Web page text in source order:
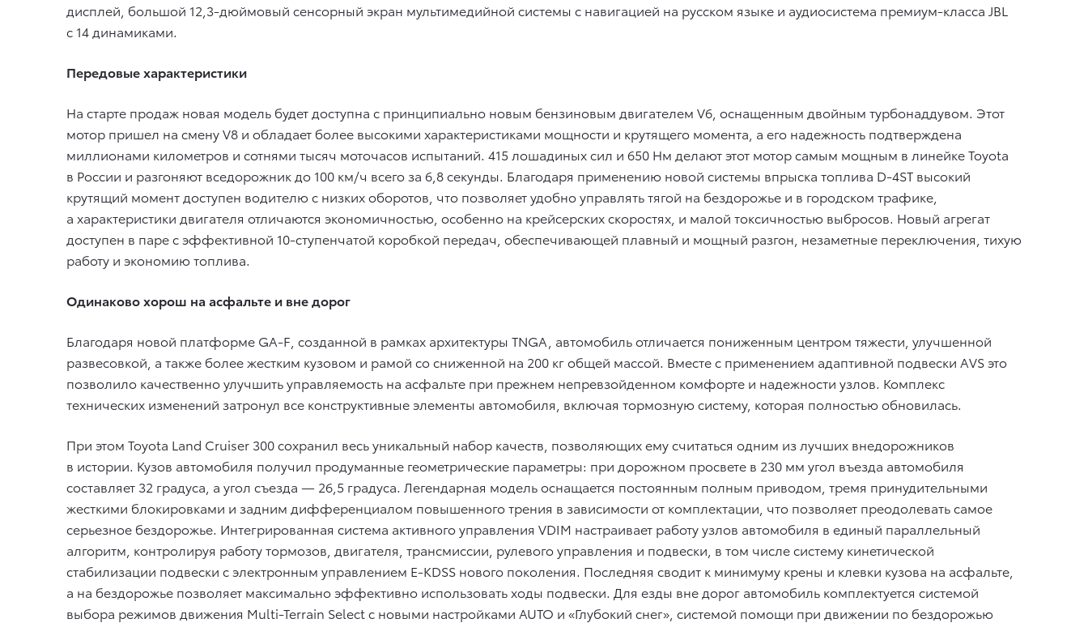
дисплей, большой 12,3-дюймовый сенсорный экран мультимедийной системы с навигацией на русском языке и аудиосистема премиум-класса JBL
с 14 динамиками.
Передовые характеристики
На старте продаж новая модель будет доступна с принципиально новым бензиновым двигателем V6, оснащенным двойным турбонаддувом. Этот
мотор пришел на смену V8 и обладает более высокими характеристиками мощности и крутящего момента, а его надежность подтверждена
миллионами километров и сотнями тысяч моточасов испытаний. 415 лошадиных сил и 650 Нм делают этот мотор самым мощным в линейке Toyota
в России и разгоняют вседорожник до 100 км/ч всего за 6,8 секунды. Благодаря применению новой системы впрыска топлива D-4ST высокий
крутящий момент доступен водителю с низких оборотов, что позволяет удобно управлять тягой на бездорожье и в городском трафике,
а характеристики двигателя отличаются экономичностью, особенно на крейсерских скоростях, и малой токсичностью выбросов. Новый агрегат
доступен в паре с эффективной 10-ступенчатой коробкой передач, обеспечивающей плавный и мощный разгон, незаметные переключения, тихую
работу и экономию топлива.
Одинаково хорош на асфальте и вне дорог
Благодаря новой платформе GA-F, созданной в рамках архитектуры TNGA, автомобиль отличается пониженным центром тяжести, улучшенной
развесовкой, а также более жестким кузовом и рамой со сниженной на 200 кг общей массой. Вместе с применением адаптивной подвески AVS это
позволило качественно улучшить управляемость на асфальте при прежнем непревзойденном комфорте и надежности узлов. Комплекс
технических изменений затронул все конструктивные элементы автомобиля, включая тормозную систему, которая полностью обновилась.
При этом Toyota Land Cruiser 300 сохранил весь уникальный набор качеств, позволяющих ему считаться одним из лучших внедорожников
в истории. Кузов автомобиля получил продуманные геометрические параметры: при дорожном просвете в 230 мм угол въезда автомобиля
составляет 32 градуса, а угол съезда — 26,5 градуса. Легендарная модель оснащается постоянным полным приводом, тремя принудительными
жесткими блокировками и задним дифференциалом повышенного трения в зависимости от комплектации, что позволяет преодолевать самое
серьезное бездорожье. Интегрированная система активного управления VDIM настраивает работу узлов автомобиля в единый параллельный
алгоритм, контролируя работу тормозов, двигателя, трансмиссии, рулевого управления и подвески, в том числе систему кинетической
стабилизации подвески с электронным управлением E-KDSS нового поколения. Последняя сводит к минимуму крены и клевки кузова на асфальте,
а на бездорожье позволяет максимально эффективно использовать ходы подвески. Для езды вне дорог автомобиль комплектуется системой
выбора режимов движения Multi-Terrain Select с новыми настройками AUTO и «Глубокий снег», системой помощи при движении по бездорожью